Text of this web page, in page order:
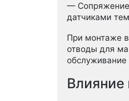
— Сопряжение
датчиками
При монтаже
отводы для
Влияние